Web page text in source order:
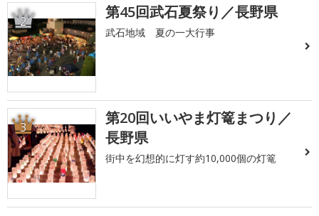
2 第45回武石夏祭り／長野県
武石地域 夏の一大行事
3
第20回いいやま灯篭まつり／
長野県
街中を幻想的に灯す約10,000個の灯篭